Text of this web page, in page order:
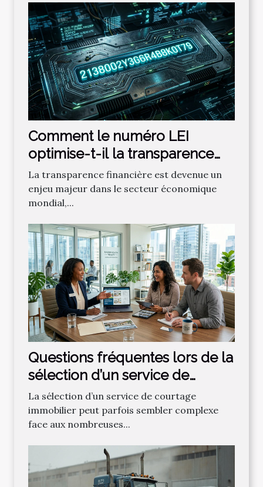
Comment le numéro LEI
optimise-t-il la transparence
financière ?
La transparence financière est devenue un
enjeu majeur dans le secteur économique
mondial,...
Questions fréquentes lors de la
sélection d’un service de
courtage immobilier
La sélection d’un service de courtage
immobilier peut parfois sembler complexe
face aux nombreuses...